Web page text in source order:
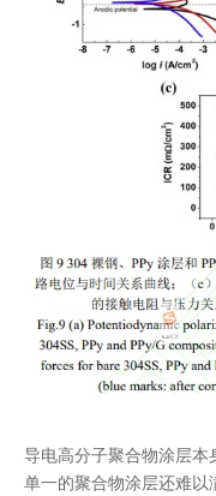
导电高分子聚合物涂层本
单一的聚合物涂层还难以